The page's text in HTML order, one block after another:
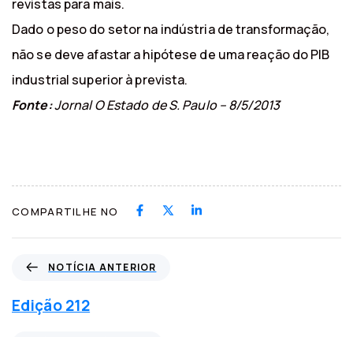
revistas para mais.
Dado o peso do setor na indústria de transformação,
não se deve afastar a hipótese de uma reação do PIB
industrial superior à prevista.
Fonte:Jornal O Estado de S. Paulo – 8/5/2013
COMPARTILHE NO
t
í
NOTÍCIA ANTERIOR
Edição 212